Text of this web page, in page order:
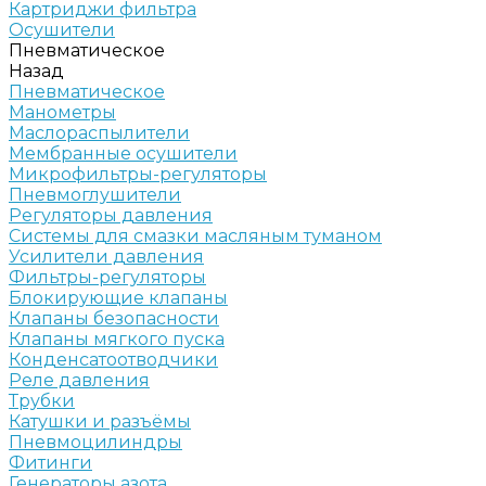
Картриджи фильтра
Осушители
Пневматическое
Назад
Пневматическое
Манометры
Маслораспылители
Мембранные осушители
Микрофильтры-регуляторы
Пневмоглушители
Регуляторы давления
Системы для смазки масляным туманом
Усилители давления
Фильтры-регуляторы
Блокирующие клапаны
Клапаны безопасности
Клапаны мягкого пуска
Конденсатоотводчики
Реле давления
Трубки
Катушки и разъёмы
Пневмоцилиндры
Фитинги